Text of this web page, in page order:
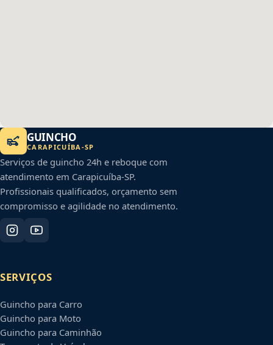
GUINCHO
CARAPICUÍBA -SP
Serviços de guincho 24h e reboque com
atendimento em Carapicuíba-SP.
Profissionais qualificados, orçamento sem
compromisso e agilidade no atendimento.
SERVIÇOS
Guincho para Carro
Guincho para Moto
Guincho para Caminhão